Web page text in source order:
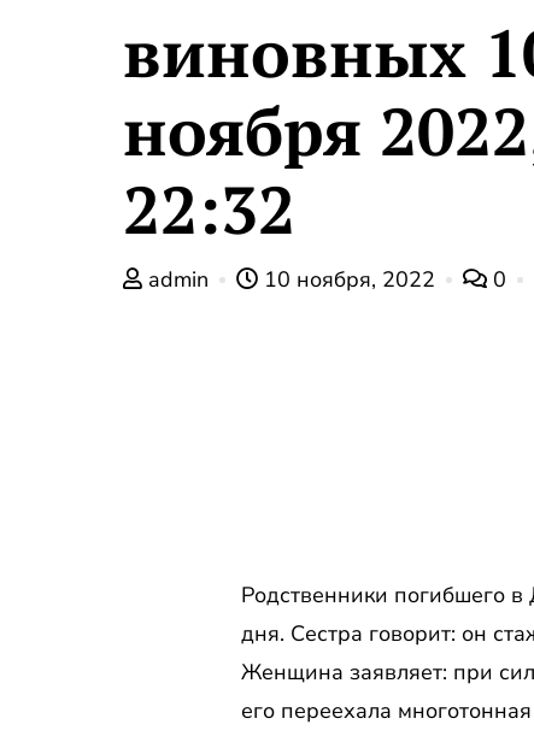
виновных
ноября
22:32
admin 10 ноября, 2022 0
Родственники погибшего
дня. Сестра говорит: он
Женщина заявляет: при
его переехала